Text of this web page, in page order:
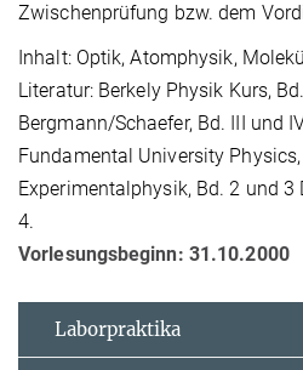
Zwischenprüfung bzw. dem
Inhalt: Optik, Atomphysik,
Literatur: Berkely Physik Kurs,
Bergmann/Schaefer, Bd. III und
Fundamental University Physics,
Experimentalphysik, Bd. 2 und 3
4.
Vorlesungsbeginn: 31.10.2000
Laborpraktika